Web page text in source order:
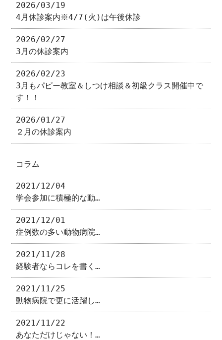
2026/03/19
4月休診案内※4/7(火)は午後休診
2026/02/27
3月の休診案内
2026/02/23
3月もパピー教室＆しつけ相談＆初級クラス開催中で
す！！
2026/01/27
２月の休診案内
コラム
2021/12/04
学会参加に積極的な動…
2021/12/01
症例数の多い動物病院…
2021/11/28
経験者ならコレを書く…
2021/11/25
動物病院で更に活躍し…
2021/11/22
あなただけじゃない！…